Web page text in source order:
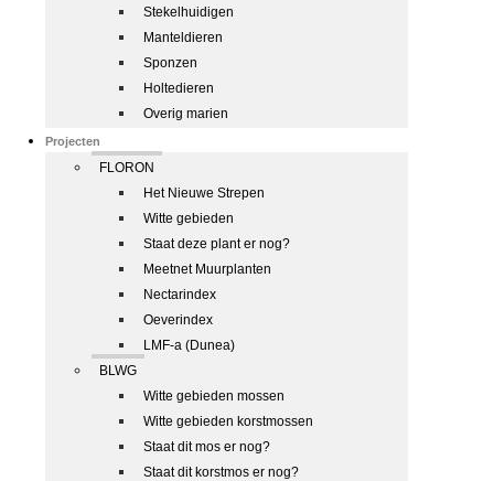
Stekelhuidigen
Manteldieren
Sponzen
Holtedieren
Overig marien
Projecten
FLORON
Het Nieuwe Strepen
Witte gebieden
Staat deze plant er nog?
Meetnet Muurplanten
Nectarindex
Oeverindex
LMF-a (Dunea)
BLWG
Witte gebieden mossen
Witte gebieden korstmossen
Staat dit mos er nog?
Staat dit korstmos er nog?